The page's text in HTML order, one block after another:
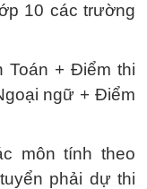
10 các trường
Toán + Điểm thi
ngữ + Điểm
môn tính theo
phải dự thi